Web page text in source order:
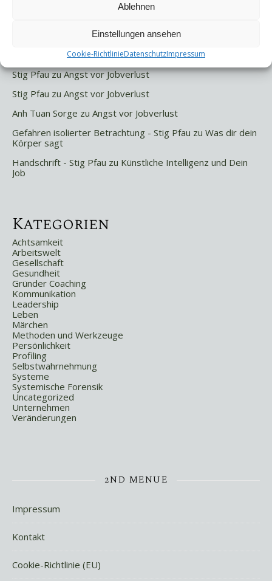
Ablehnen
Einstellungen ansehen
Cookie-RichtlinieDatenschutzImpressum
Letzte Kommentare
Stig PfauzuAngst vor Jobverlust
Stig Pfau zu Angst vor Jobverlust
Anh Tuan Sorge zu Angst vor Jobverlust
Gefahren isolierter Betrachtung - Stig Pfau zu Was dir dein
Körper sagt
Handschrift - Stig Pfau zu Künstliche Intelligenz und Dein
Job
Kategorien
Achtsamkeit
Arbeitswelt
Gesellschaft
Gesundheit
Gründer Coaching
Kommunikation
Leadership
Leben
Märchen
Methoden und Werkzeuge
Persönlichkeit
Profiling
Selbstwahrnehmung
Systeme
Systemische Forensik
Uncategorized
Unternehmen
Veränderungen
2ND MENUE
Impressum
Kontakt
Cookie-Richtlinie (EU)